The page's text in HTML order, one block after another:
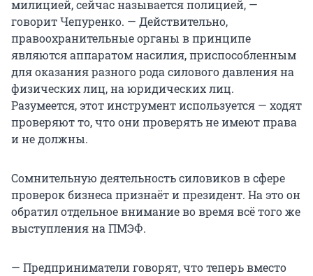
милицией, сейчас называется полицией, —
говорит Чепуренко. — Действительно,
правоохранительные органы в принципе
являются аппаратом насилия, приспособленным
для оказания разного рода силового давления на
физических лиц, на юридических лиц.
Разумеется, этот инструмент используется — ходят
проверяют то, что они проверять не имеют права
и не должны.
Сомнительную деятельность силовиков в сфере
проверок бизнеса признаёт и президент. На это он
обратил отдельное внимание во время всё того же
выступления на ПМЭФ.
— Предприниматели говорят, что теперь вместо